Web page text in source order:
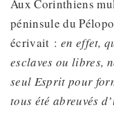
Aux Corinthiens
péninsule du
écrivait : en effet,
esclaves ou libres,
seul Esprit pour
tous été abreuvés